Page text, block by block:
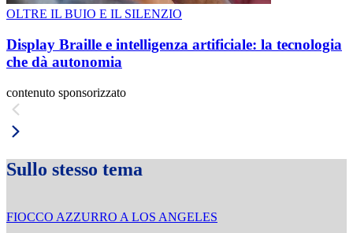
OLTRE IL BUIO E IL SILENZIO
Display Braille e intelligenza artificiale: la tecnologia
che dà autonomia
contenuto sponsorizzato
Sullo stesso tema
FIOCCO AZZURRO A LOS ANGELES